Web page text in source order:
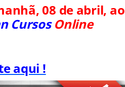
08 de abril, ao
CursosOnline
aqui !